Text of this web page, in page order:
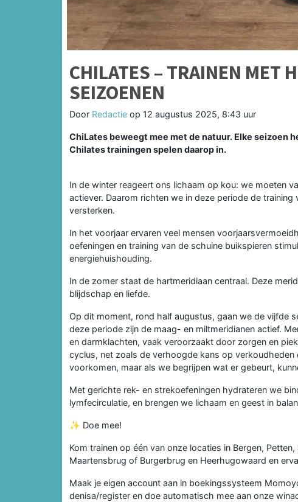
CHILATES – TRAINEN MET
SEIZOENEN
Door Redactie op 12 augustus 2025, 8:43 uur
ChiLates beweegt mee met de natuur. Elke seizoen
Chilates trainingen spelen daarop in.
In de winter reageert ons lichaam op kou: we moeten
actiever. Daarom richten we in deze periode de
versterken.
In het voorjaar ervaren veel mensen
oefeningen en training van de schuine buikspieren
energiehuishouding.
In de zomer staat de hartmeridiaan centraal. Deze
blijdschap en liefde.
Op dit moment, rond half augustus, gaan we de vijfde
deze periode zijn de maag- en miltmeridianen actief.
en darmklachten, vaak veroorzaakt door zorgen en
cyclus, net zoals de verhoogde kans op verkoudheden
voorkomen, maar als we begrijpen wat er gebeurt,
Met gerichte rek- en strekoefeningen hydrateren we
lymfecirculatie, en brengen we lichaam en geest in
✨ Doe mee!
Kom trainen op één van onze locaties in Bergen,
Maartensbrug of Burgerbrug en Heerhugowaard en
Maak je eigen account aan in boekingssysteem
denisa/register en doe automatisch mee aan onze